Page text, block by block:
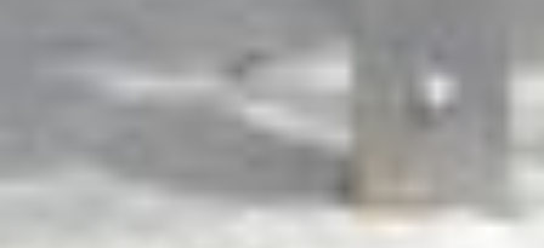
meer informatie, zie onze privacyverklaring.
We geven u hier graag meer gedetailleerde informatie:
Privacybeleid|